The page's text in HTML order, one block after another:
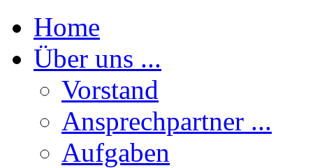
Home
Über uns ...
Vorstand
Ansprechpartner ...
Aufgaben